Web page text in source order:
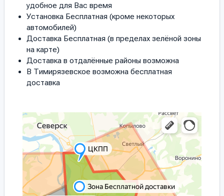
удобное для Вас время
Установка Бесплатная (кроме некоторых
автомобилей)
Доставка Бесплатная (в пределах зелёной зоны
на карте)
Доставка в отдалённые районы возможна
В Тимирязевское возможна бесплатная
доставка